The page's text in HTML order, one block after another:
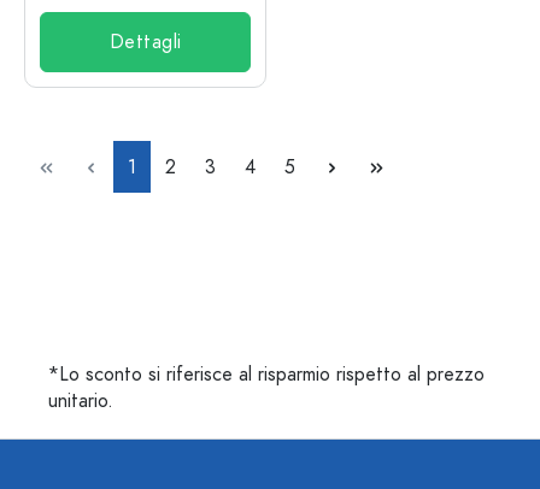
Dettagli
Pagina
1 Pagina
2 Pagina
3 Pagina
4 Pagina
5
*Lo sconto si riferisce al risparmio rispetto al prezzo
unitario.